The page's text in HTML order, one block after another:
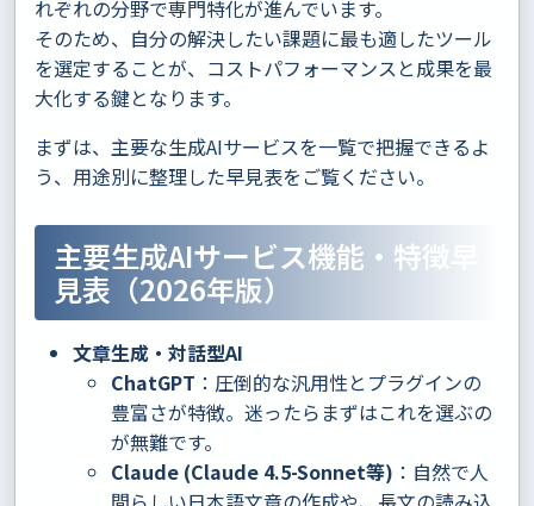
れぞれの分野で専門特化が進んでいます。
そのため、自分の解決したい課題に最も適したツール
を選定することが、コストパフォーマンスと成果を最
大化する鍵となります。
まずは、主要な生成AIサービスを一覧で把握できるよ
う、用途別に整理した早見表をご覧ください。
主要生成AIサービス機能・特徴早
見表（2026年版）
文章生成・対話型AI
ChatGPT ：圧倒的な汎用性とプラグインの
豊富さが特徴。迷ったらまずはこれを選ぶの
が無難です。
Claude (Claude 4.5-Sonnet等) ：自然で人